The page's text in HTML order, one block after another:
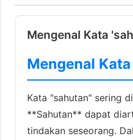
Mengenal Kata
Mengenal
Kata "sahutan" sering
**Sahutan** dapat
tindakan seseorang.